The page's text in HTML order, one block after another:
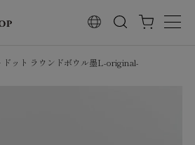
検索
ドット ラウンドボウル墨L-original-